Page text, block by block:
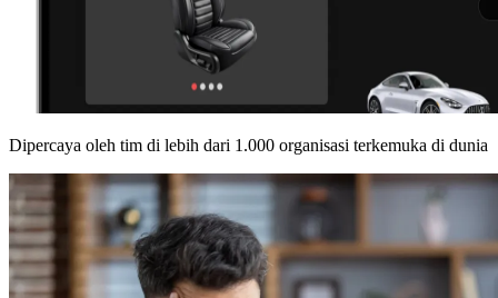
Dipercaya oleh tim di lebih dari 1.000 organisasi terkemuka di dunia